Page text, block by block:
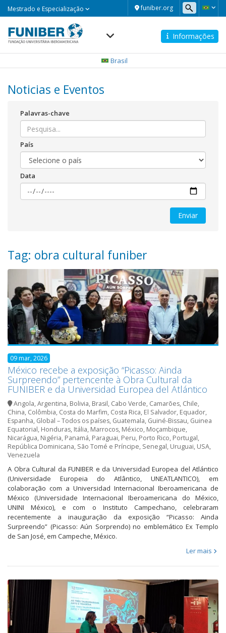
funiber.org
Mestrado e Especialização
Informações
Brasil
Noticias e Eventos
Palavras-chave
País
Data
Tag: obra cultural funiber
09 mar, 2026
México recebe a exposição “Picasso: Ainda
Surpreendo” pertencente à Obra Cultural da
FUNIBER e da Universidad Europea del Atlántico
Angola,Argentina, Bolivia, Brasil, Cabo Verde, Camarões, Chile,
China, Colômbia, Costa do Marfim, Costa Rica, El Salvador, Equador,
Espanha, Global – Todos os países, Guatemala, Guiné-Bissau, Guinea
Equatorial, Honduras, Itália, Marrocos, México, Moçambique,
Nicarágua, Nigéria, Panamá, Paraguai, Peru, Porto Rico, Portugal,
República Dominicana, São Tomé e Príncipe, Senegal, Uruguai, USA,
Venezuela
A Obra Cultural da FUNIBER e da Universidad Europea del Atlántico
(Universidade Europeia do Atlântico, UNEATLANTICO), em
colaboração com a Universidad Internacional Iberoamericana de
México (Universidade Internacional Iberoamericana do México,
UNINI México), e com o Instituto Campechano, celebraram
recentemente a inauguração da exposição “Picasso: Ainda
Surpreendo” (Picasso: Aún Sorprendo) no emblemático Ex Templo
de San José, em Campeche, México.
Ler mais